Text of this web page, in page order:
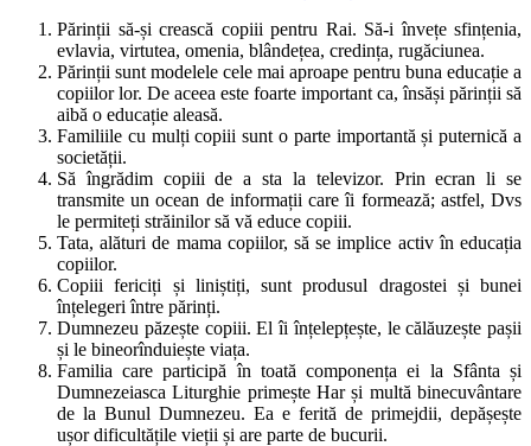
Părinții să-și crească copiii pentru Rai. Să-i învețe sfințenia,
evlavia, virtutea, omenia, blândețea, credința, rugăciunea.
Părinții sunt modelele cele mai aproape pentru buna educație a
copiilor lor. De aceea este foarte important ca, însăși părinții să
aibă o educație aleasă.
Familiile cu mulți copiii sunt o parte importantă și puternică a
societății.
Să îngrădim copiii de a sta la televizor. Prin ecran li se
transmite un ocean de informații care îi formează; astfel, Dvs
le permiteți străinilor să vă educe copiii.
Tata, alături de mama copiilor, să se implice activ în educația
copiilor.
Copiii fericiți și liniștiți, sunt produsul dragostei și bunei
înțelegeri între părinți.
Dumnezeu păzește copiii. El îi înțelepțește, le călăuzește pașii
și le bineorînduiește viața.
Familia care participă în toată componența ei la Sfânta și
Dumnezeiasca Liturghie primește Har și multă binecuvântare
de la Bunul Dumnezeu. Ea e ferită de primejdii, depășește
ușor dificultățile vieții și are parte de bucurii.